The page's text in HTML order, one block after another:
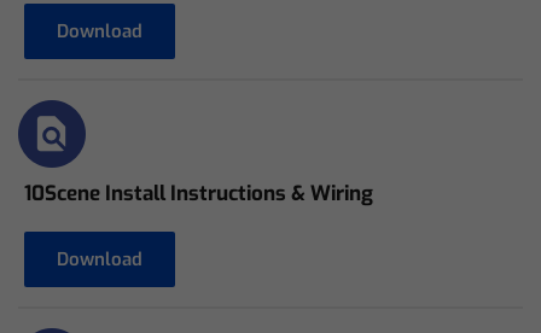
Download
10Scene Install Instructions & Wiring
Download